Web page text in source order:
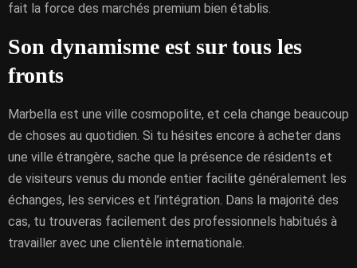
fait la force des marchés premium bien établis.
Son dynamisme est sur tous les
fronts
Marbella est une ville cosmopolite, et cela change beaucoup
de choses au quotidien. Si tu hésites encore à acheter dans
une ville étrangère, sache que la présence de résidents et
de visiteurs venus du monde entier facilite généralement les
échanges, les services et l’intégration. Dans la majorité des
cas, tu trouveras facilement des professionnels habitués à
travailler avec une clientèle internationale.